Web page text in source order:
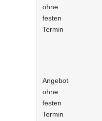
ohne
festen
Termin
Angebot
ohne
festen
Termin